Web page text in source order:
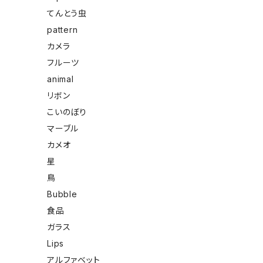
てんとう虫
pattern
カメラ
フルーツ
animal
リボン
こいのぼり
マーブル
カメオ
星
鳥
Bubble
食品
ガラス
Lips
アルファベット